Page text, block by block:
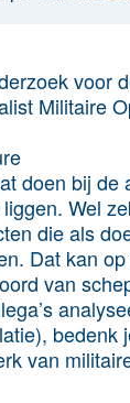
voor
Militaire
doen bij
Wel
die als
Dat kan
van
bedenk
van